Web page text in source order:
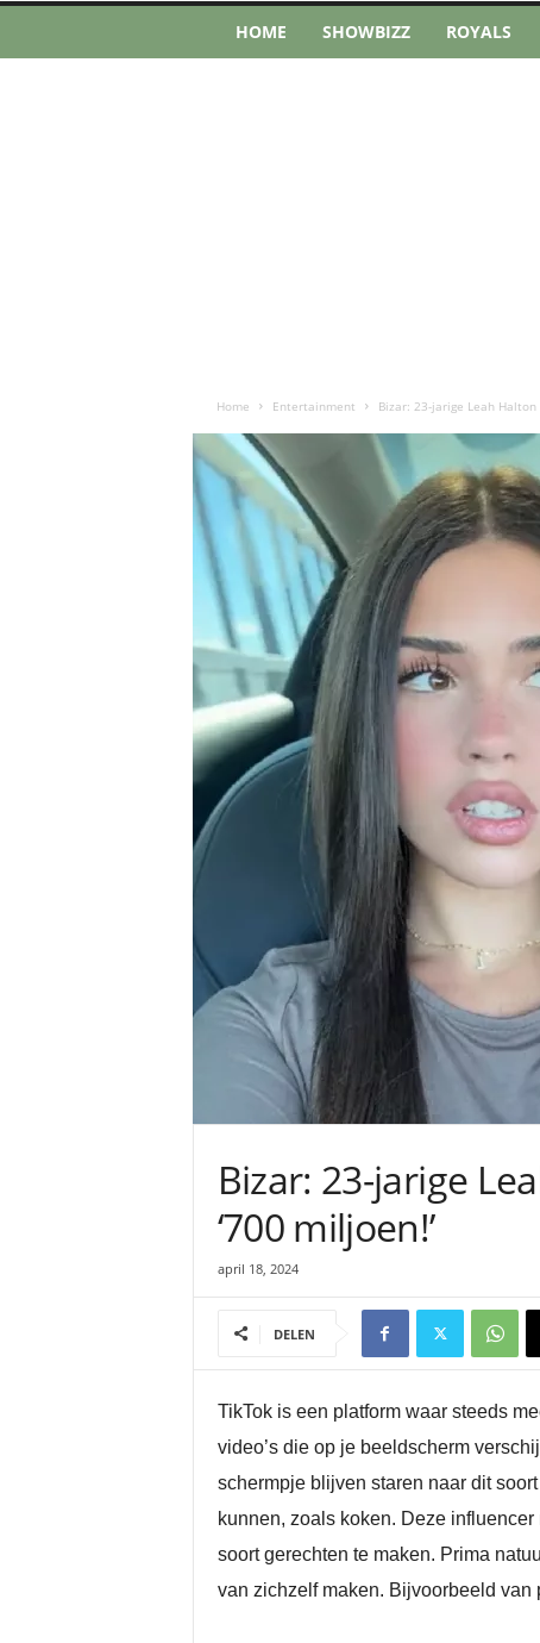
HOME SHOWBIZZ ROYALS
Home Entertainment Bizar: 23-jarige Leah
Bizar: 23-jarige
‘700 miljoen!’
april 18, 2024
DELEN
TikTok is een platform waar steeds
video’s die op je beeldscherm
schermpje blijven staren naar dit
kunnen, zoals koken. Deze
soort gerechten te maken. Prima
van zichzelf maken. Bijvoorbeeld